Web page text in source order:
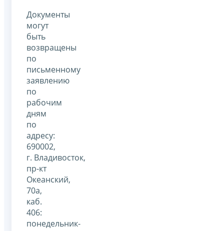
Документы
могут
быть
возвращены
по
письменному
заявлению
по
рабочим
дням
по
адресу:
690002,
г. Владивосток,
пр-кт
Океанский,
70а,
каб.
406:
понедельник-